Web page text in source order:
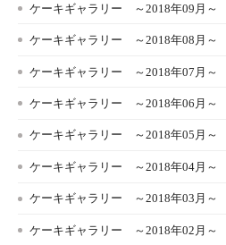
ケーキギャラリー ～2018年09月～
ケーキギャラリー ～2018年08月～
ケーキギャラリー ～2018年07月～
ケーキギャラリー ～2018年06月～
ケーキギャラリー ～2018年05月～
ケーキギャラリー ～2018年04月～
ケーキギャラリー ～2018年03月～
ケーキギャラリー ～2018年02月～